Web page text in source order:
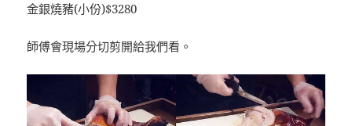
金銀燒豬(小份)$3280
師傅會現場分切剪開給我們看。